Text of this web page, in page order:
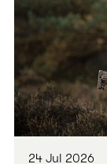
24 Jul 2026